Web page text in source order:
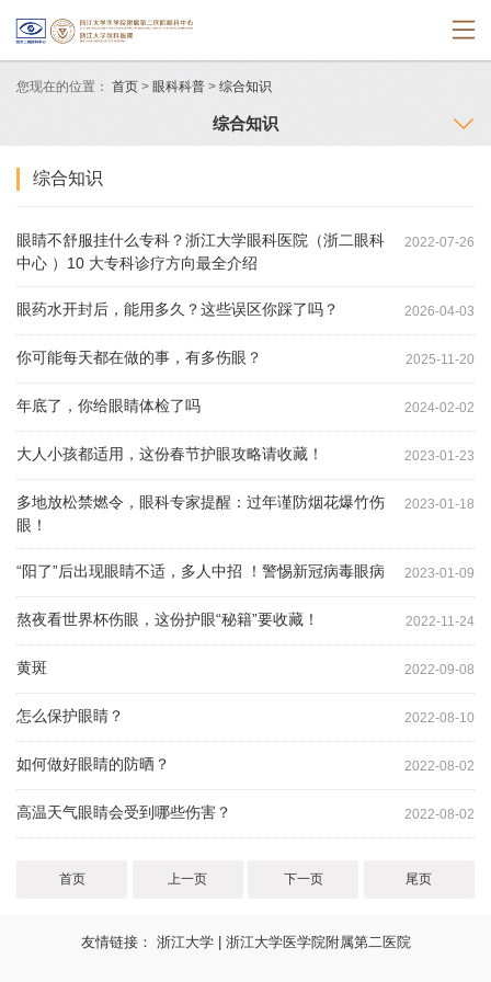
您现在的位置： 首页 > 眼科科普 > 综合知识
综合知识
综合知识
眼睛不舒服挂什么专科？浙江大学眼科医院（浙二眼科
中心 ）10 大专科诊疗方向最全介绍
2022-07-26
眼药水开封后，能用多久？这些误区你踩了吗？ 2026-04-03
你可能每天都在做的事，有多伤眼？ 2025-11-20
年底了，你给眼睛体检了吗 2024-02-02
大人小孩都适用，这份春节护眼攻略请收藏！ 2023-01-23
多地放松禁燃令，眼科专家提醒：过年谨防烟花爆竹伤
眼！
2023-01-18
“阳了”后出现眼睛不适，多人中招 ！警惕新冠病毒眼病 2023-01-09
熬夜看世界杯伤眼，这份护眼“秘籍”要收藏！ 2022-11-24
黄斑 2022-09-08
怎么保护眼睛？ 2022-08-10
如何做好眼睛的防晒？ 2022-08-02
高温天气眼睛会受到哪些伤害？ 2022-08-02
首页 上一页 下一页 尾页
友情链接： 浙江大学| 浙江大学医学院附属第二医院